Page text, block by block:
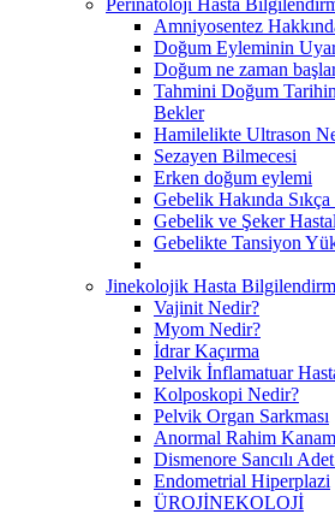
Amniyosentez
Doğum Eyleminin
Doğum ne zaman
Tahmini Doğum
Bekler
Hamilelikte Ultrason
Sezayen Bilmecesi
Erken doğum eylemi
Gebelik Hakında
Gebelik ve Şeker
Gebelikte Tansiyon
Jinekolojik Hasta
Vajinit Nedir?
Myom Nedir?
İdrar Kaçırma
Pelvik İnflamatuar
Kolposkopi Nedir?
Pelvik Organ Sarkması
Anormal Rahim
Dismenore Sancılı
Endometrial Hiperplazi
ÜROJİNEKOLOJİ